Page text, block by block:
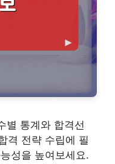
별 통계와 합격선
격 전략 수립에 필
성을 높여보세요.